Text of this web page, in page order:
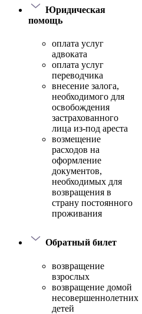
Юридическая
помощь
оплата услуг
адвоката
оплата услуг
переводчика
внесение залога,
необходимого для
освобождения
застрахованного
лица из-под ареста
возмещение
расходов на
оформление
документов,
необходимых для
возвращения в
страну постоянного
проживания
Обратный билет
возвращение
взрослых
возвращение домой
несовершеннолетних
детей